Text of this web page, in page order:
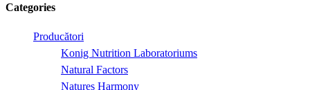
Categories
Producători
Konig Nutrition Laboratoriums
Natural Factors
Natures Harmony